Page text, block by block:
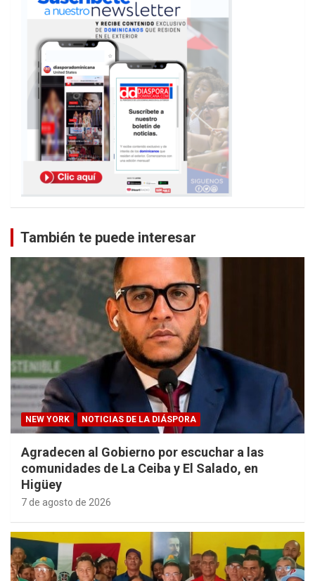
También te puede interesar
NEW YORK NOTICIAS DE LA DIÁSPORA
Agradecen al Gobierno por escuchar a las
comunidades de La Ceiba y El Salado, en
Higüey
7 de agosto de 2026